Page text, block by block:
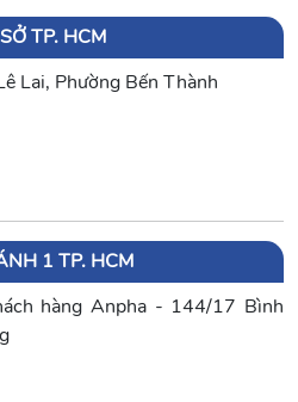
TP. HCM
Lai, Phường Bến Thành
1 TP. HCM
hàng Anpha - 144/17 Bình